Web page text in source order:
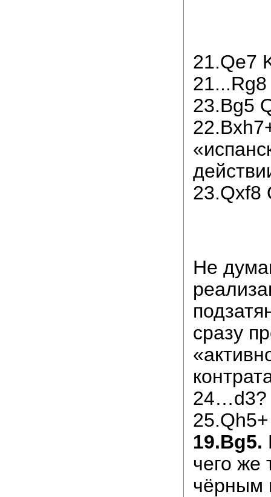
21.Qe7
23.Bg5
23.Qxf8
Не
сразу
24…d3?
19.Bg5.
чего же
чёрным